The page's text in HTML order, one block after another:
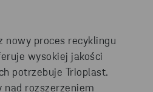
nowy proces recyklingu
wysokiej jakości
potrzebuje Trioplast.
nad rozszerzeniem